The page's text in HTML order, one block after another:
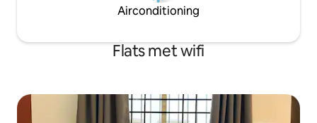
Airconditioning
Flats met wifi